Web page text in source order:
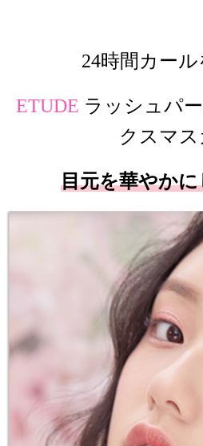
24時間 カー
ETUDE ラッシュパ
クスマス
目元を華やか